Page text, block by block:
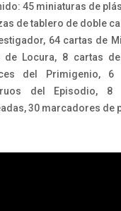
45 miniaturas de
de tablero de doble
64 cartas de
de Locura, 8 cartas
del Primigenio,
del Episodio, 8
30 marcadores de